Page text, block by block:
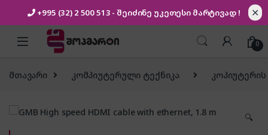
+995 (32) 2 500 513 - შეიძინე უკეთესი მარტივად ! ✕
Skip to navigation
Skip to content
0
მთავარი კომპიუტერული ტექნიკა
🔍